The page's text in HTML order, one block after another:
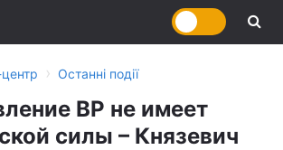
› Останні події
ВР не имеет
силы – Князевич